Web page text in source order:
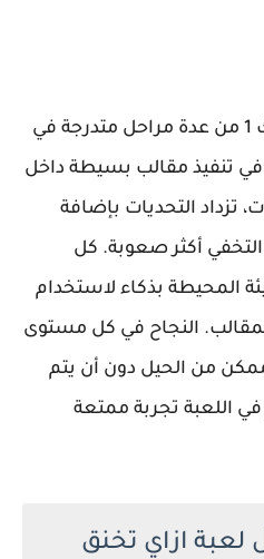
تتكون لعبة ازاي تخنق جارك 1 من عدة مراحل متدرجة في
في تنفيذ مقالب بسيطة داخل
تزداد التحديات بإضافة
أكثر صعوبة. كل
المحيطة بذكاء لاستخدام
النجاح في كل مستوى
من الحيل دون أن يتم
اللعبة تجربة ممتعة
لعبة ازاي تخنق